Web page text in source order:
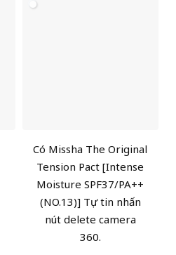
Có Missha The Original
Tension Pact [Intense
Moisture SPF37/PA++
(NO.13)] Tự tin nhấn
nút delete camera
360.